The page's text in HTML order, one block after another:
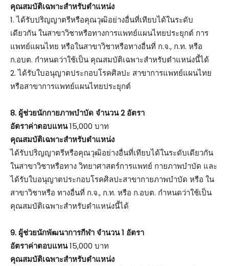
คุณสมบัติเฉพาะสำหรับตำแหน่ง
1. ได้รับปริญญาตรีหรือคุณวุฒิอย่างอื่นที่เทียบได้ในระดับ
เดียวกัน ในสาขาวิชาหรือทางการแพทย์แผนไทยประยุกต์ การ
แพทย์แผนไทย หรือในสาขาวิชาหรือทางอื่นที่ ก.จ., ก.ท. หรือ
ก.อบต. กำหนดว่าใช้เป็น คุณสมบัติเฉพาะสำหรับตำแหน่งนี้ได้
2. ได้รับใบอนุญาตประกอบโรคศิลปะ สาขาการแพทย์แผนไทย
หรือสาขาการแพทย์แผนไทยประยุกต์
8. ผู้ช่วยนักกายภาพบำบัด จำนวน 2 อัตรา
อัตราค่าตอบแทน15,000 บาท
คุณสมบัติเฉพาะสำหรับตำแหน่ง
ได้รับปริญญาตรีหรือคุณวุฒิอย่างอื่นที่เทียบได้ในระดับเดียวกัน
ในสาขาวิชาหรือทาง วิทยาศาสตร์การแพทย์ กายภาพบำบัด และ
ได้รับใบอนุญาตประกอบโรคศิลปะสาขากายภาพบำบัด หรือ ใน
สาขาวิชาหรือ ทางอื่นที่ ก.จ., ก.ท. หรือ ก.อบต. กำหนดว่าใช้เป็น
คุณสมบัติเฉพาะสำหรับตำแหน่งนี้ได้
9. ผู้ช่วยนักพัฒนาการกีฬา จำนวน 1 อัตรา
อัตราค่าตอบแทน15,000 บาท
คุณสมบัติเฉพาะสำหรับตำแหน่ง